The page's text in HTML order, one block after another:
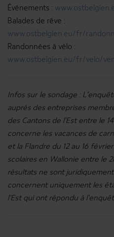
Événements :
Balades de rêve :
www.ostbelgien.eu/fr/
Randonnées à vélo :
www.ostbelgien.eu/fr/velo/
Infos sur le sondage :
auprès des entreprises
des Cantons de l'Est entre le
concerne les vacances de
et la Flandre du 12 au 16
scolaires en Wallonie entre le
résultats ne sont
concernent uniquement les
l'Est qui ont répondu à